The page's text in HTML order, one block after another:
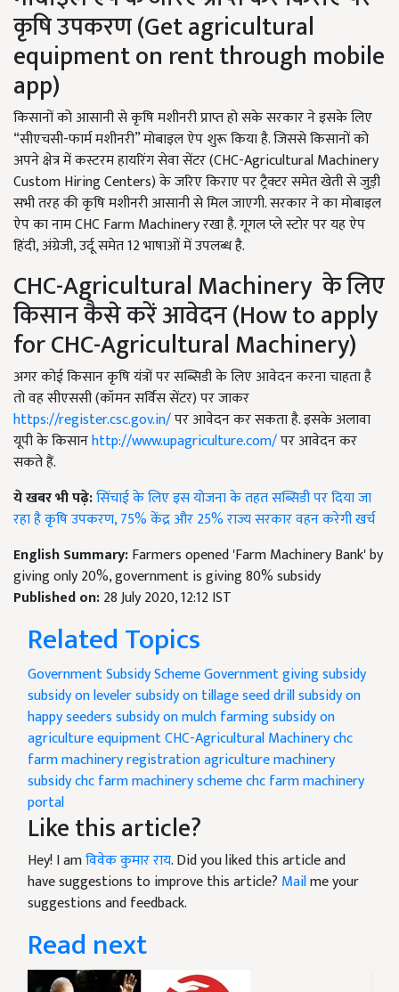
कृषि उपकरण (Get agricultural
equipment on rent through mobile
app)
किसानों को आसानी से कृषि मशीनरी प्राप्त हो सके सरकार ने इसके लिए
“सीएचसी-फार्म मशीनरी” मोबाइल ऐप शुरू किया है. जिससे किसानों को
अपने क्षेत्र में कस्टरम हायरिंग सेवा सेंटर (CHC-Agricultural Machinery
Custom Hiring Centers) के जरिए किराए पर ट्रैक्टर समेत खेती से जुड़़ी
सभी तरह की कृषि मशीनरी आसानी से मिल जाएगी. सरकार ने का मोबाइल
ऐप का नाम CHC Farm Machinery रखा है. गूगल प्ले स्टोर पर यह ऐप
हिंदी, अंग्रेजी, उर्दू समेत 12 भाषाओं में उपलब्ध है.
CHC-Agricultural Machinery के लिए
किसान कैसे करें आवेदन (How to apply
for CHC-Agricultural Machinery)
अगर कोई किसान कृषि यंत्रों पर सब्सिडी के लिए आवेदन करना चाहता है
तो वह सीएससी (कॉमन सर्विस सेंटर) पर जाकर
https://register.csc.gov.in/पर आवेदन कर सकता है. इसके अलावा
यूपी के किसानhttp://www.upagriculture.com/पर आवेदन कर
सकते हैं.
ये खबर भी पढ़े:सिंचाई के लिए इस योजना के तहत सब्सिडी पर दिया जा
रहा है कृषि उपकरण, 75% केंद्र और 25% राज्य सरकार वहन करेगी खर्च
English Summary:Farmers opened 'Farm Machinery Bank' by
giving only 20%, government is giving 80% subsidy
Published on:28 July 2020, 12:12 IST
Related Topics
Government Subsidy SchemeGovernment giving subsidy
subsidy on levelersubsidy on tillage seed drill subsidy on
happy seederssubsidy on mulch farming subsidy on
agriculture equipmentCHC-Agricultural Machinerychc
farm machinery registrationagriculture machinery
subsidychc farm machinery schemechc farm machinery
portal
Like this article?
Hey! I amविवेक कुमार राय. Did you liked this article and
have suggestions to improve this article? Mailme your
suggestions and feedback.
Read next